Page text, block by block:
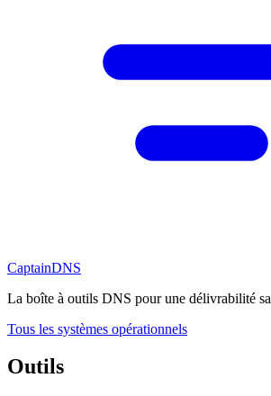
CaptainDNS
La boîte à outils DNS pour une délivrabilité
Tous les systèmes opérationnels
Outils